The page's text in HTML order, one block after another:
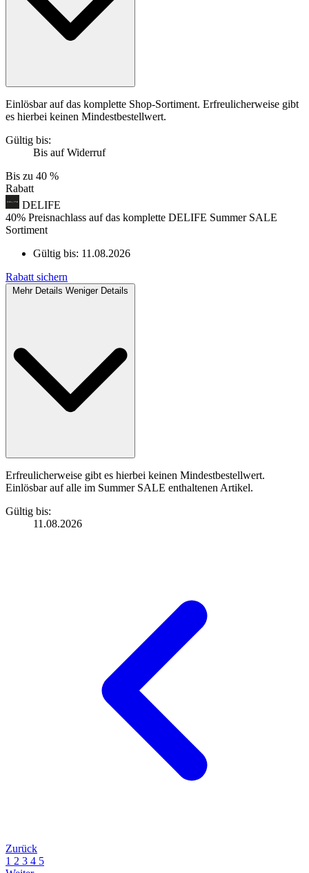
Einlösbar auf das komplette Shop-Sortiment. Erfreulicherweise gibt
es hierbei keinen Mindestbestellwert.
Gültig bis:
Bis auf Widerruf
Bis zu 40 %
Rabatt
DELIFE
40% Preisnachlass auf das komplette DELIFE Summer SALE
Sortiment
Gültig bis: 11.08.2026
Rabatt sichern
Mehr Details Weniger Details
Erfreulicherweise gibt es hierbei keinen Mindestbestellwert.
Einlösbar auf alle im Summer SALE enthaltenen Artikel.
Gültig bis:
11.08.2026
Zurück
1 2 3 4 5